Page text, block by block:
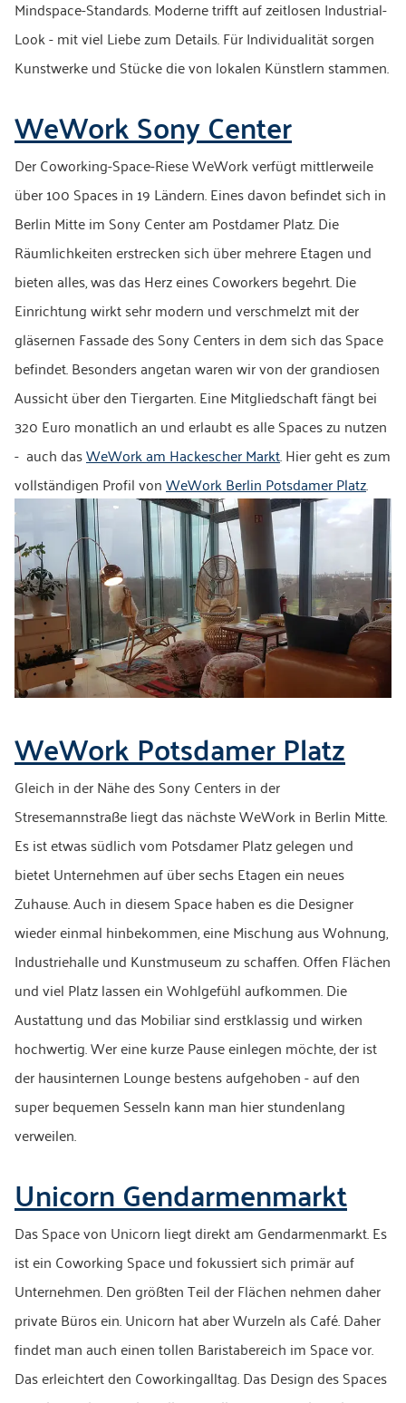
Mindspace-Standards. Moderne trifft auf zeitlosen Industrial-
Look - mit viel Liebe zum Details. Für Individualität sorgen
Kunstwerke und Stücke die von lokalen Künstlern stammen.
WeWork Sony Center
Der Coworking-Space-Riese WeWork verfügt mittlerweile
über 100 Spaces in 19 Ländern. Eines davon befindet sich in
Berlin Mitte im Sony Center am Postdamer Platz. Die
Räumlichkeiten erstrecken sich über mehrere Etagen und
bieten alles, was das Herz eines Coworkers begehrt. Die
Einrichtung wirkt sehr modern und verschmelzt mit der
gläsernen Fassade des Sony Centers in dem sich das Space
befindet. Besonders angetan waren wir von der grandiosen
Aussicht über den Tiergarten. Eine Mitgliedschaft fängt bei
320 Euro monatlich an und erlaubt es alle Spaces zu nutzen
- auch dasWeWork am Hackescher Markt. Hier geht es zum
vollständigen Profil vonWeWork Berlin Potsdamer Platz.
WeWork Potsdamer Platz
Gleich in der Nähe des Sony Centers in der
Stresemannstraße liegt das nächste WeWork in Berlin Mitte.
Es ist etwas südlich vom Potsdamer Platz gelegen und
bietet Unternehmen auf über sechs Etagen ein neues
Zuhause. Auch in diesem Space haben es die Designer
wieder einmal hinbekommen, eine Mischung aus Wohnung,
Industriehalle und Kunstmuseum zu schaffen. Offen Flächen
und viel Platz lassen ein Wohlgefühl aufkommen. Die
Austattung und das Mobiliar sind erstklassig und wirken
hochwertig. Wer eine kurze Pause einlegen möchte, der ist
der hausinternen Lounge bestens aufgehoben - auf den
super bequemen Sesseln kann man hier stundenlang
verweilen.
Unicorn Gendarmenmarkt
Das Space von Unicorn liegt direkt am Gendarmenmarkt. Es
ist ein Coworking Space und fokussiert sich primär auf
Unternehmen. Den größten Teil der Flächen nehmen daher
private Büros ein. Unicorn hat aber Wurzeln als Café. Daher
findet man auch einen tollen Baristabereich im Space vor.
Das erleichtert den Coworkingalltag. Das Design des Spaces